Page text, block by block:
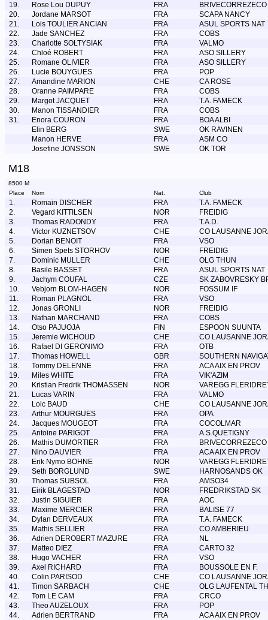
19.
Rose Lou DUPUY FRA
BRIVECORREZECO
20.
Jordane MARSOT FRA
SCAPA NANCY
21.
Lois TOULIER ANCIAN FRA
ASUL SPORTS NAT
22.
Jade SANCHEZ FRA
COBS
23.
Charlotte SOLTYSIAK FRA
VALMO
24.
Chloé ROBERT FRA
ASO SILLERY
25.
Romane OLIVIER FRA
ASO SILLERY
26.
Lucie BOUYGUES FRA
POP
27.
Amandine MARION CHE
CA ROSE
28.
Oranne PAIMPARE FRA
COBS
29.
Margot JACQUET FRA
T.A. FAMECK
30.
Manon TISSANDIER FRA
COBS
31.
Enora COURON FRA
BOA ALBI
Elin BERG
SWE
OK RAVINEN
Manon HERVE
FRA
ASM CO
Josefine JONSSON
SWE OK TOR
M18
8500 M
Place
Nom Nat. Club
1. Romain DISCHER FRA
T.A. FAMECK
2.
Vegard KITTILSEN NOR
FREIDIG
3.
Thomas RADONDY FRA
T.A.D.
4.
Victor KUZNETSOV CHE
CO LAUSANNE
5.
Dorian BENOIT FRA
VSO
6.
Simen Spets STORHOV NOR
FREIDIG
7.
Dominic MULLER CHE
OLG THUN
8.
Basile BASSET FRA
ASUL SPORTS NAT
9.
Jachym COUFAL CZE
SK ZABOVRESKY
10.
Vebjorn BLOM-HAGEN NOR
FOSSUM IF
11.
Roman PLAGNOL FRA
VSO
12.
Jonas GRONLI NOR
FREIDIG
13.
Nathan MARCHAND FRA
COBS
14.
Otso PAJUOJA FIN
ESPOON SUUNTA
15.
Jeremie WICHOUD CHE
CO LAUSANNE
16.
Rafael DI GERONIMO FRA
OTB
17.
Thomas HOWELL GBR
SOUTHERN
18.
Tommy DELENNE FRA
ACA AIX EN PROV
19.
Miles WHITE FRA
VIK'AZIM
20.
Kristian Fredrik THOMASSEN NOR
VAREGG
21.
Lucas VARIN FRA
VALMO
22.
Loic BAUD CHE
CO LAUSANNE
23.
Arthur MOURGUES FRA
OPA
24.
Jacques MOUGEOT FRA
COCOLMAR
25.
Antoine PARIGOT FRA
A.S.QUETIGNY
26.
Mathis DUMORTIER FRA
BRIVECORREZECO
27.
Nino DAUVIER FRA
ACA AIX EN PROV
28.
Erik Nymo BOHNE NOR
VAREGG
29.
Seth BORGLUND SWE
HARNOSANDS OK
30.
Thomas SUBSOL FRA
AMSO34
31.
Eirik BLAGESTAD NOR
FREDRIKSTAD SK
32.
Justin SIGUIER FRA
AOC
33.
Maxime MERCIER FRA
BALISE 77
34.
Dylan DERVEAUX FRA
T.A. FAMECK
35.
Mathis SELLIER FRA
CO AMBERIEU
36.
Adrien DEROBERT MAZURE FRA
NL
37.
Matteo DIEZ FRA
CARTO 32
38.
Hugo VACHER FRA
VSO
39.
Axel RICHARD FRA
BOUSSOLE EN F.
40.
Colin PARISOD CHE
CO LAUSANNE
41.
Timon SARBACH CHE
OLG LAUFENTAL
42.
Tom LE CAM FRA
CRCO
43.
Theo AUZELOUX FRA
POP
44.
Adrien BERTRAND FRA
ACA AIX EN PROV